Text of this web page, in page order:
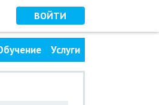
ВОЙТИ
Услуги